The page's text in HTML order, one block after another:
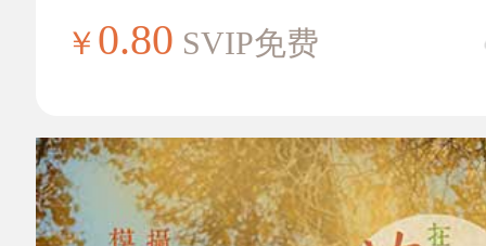
￥ 0.80 SVIP免费